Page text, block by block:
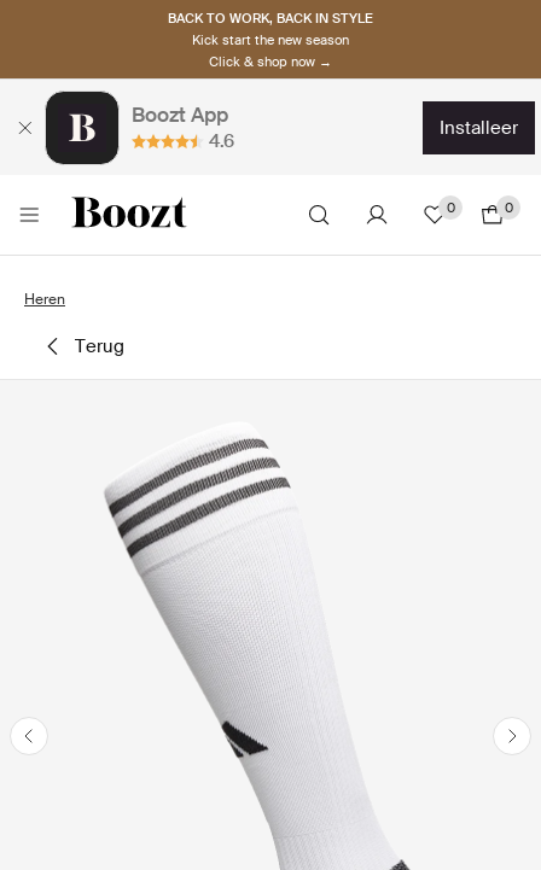
BACK TO WORK, BACK IN STYLE
Kick start the new season
Click & shop now →
Boozt App
4.6
installeer
0 0
Heren
terug